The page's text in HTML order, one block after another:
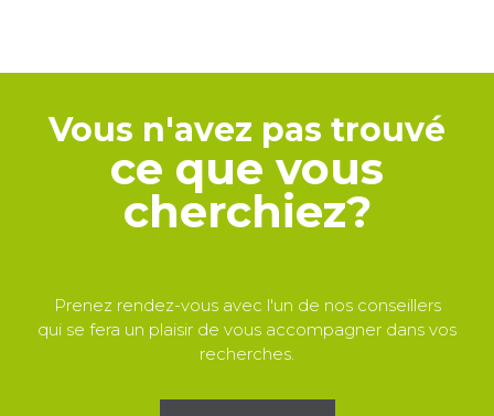
Vous n'avez pas trouvé
ce que vous
cherchiez?
Prenez rendez-vous avec l'un de nos conseillers
qui se fera un plaisir de vous accompagner dans vos
recherches.